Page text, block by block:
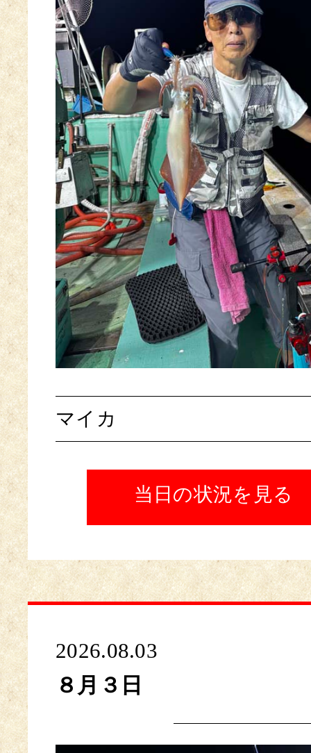
マイカ
当日の状況を見る
2026.08.03
８月３日